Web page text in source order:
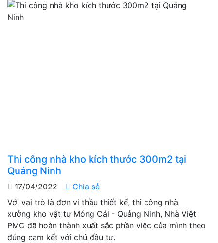
Thi công nhà kho kích thước 300m2 tại
Quảng Ninh
17/04/2022
Chia sẻ
Với vai trò là đơn vị thầu thiết kế, thi công nhà
xưởng kho vật tư Móng Cái - Quảng Ninh, Nhà Việt
PMC đã hoàn thành xuất sắc phần việc của mình theo
đúng cam kết với chủ đầu tư.